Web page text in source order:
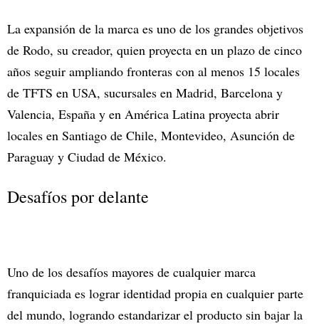
La expansión de la marca es uno de los grandes objetivos
de Rodo, su creador, quien proyecta en un plazo de cinco
años seguir ampliando fronteras con al menos 15 locales
de TFTS en USA, sucursales en Madrid, Barcelona y
Valencia, España y en América Latina proyecta abrir
locales en Santiago de Chile, Montevideo, Asunción de
Paraguay y Ciudad de México.
Desafíos por delante
Uno de los desafíos mayores de cualquier marca
franquiciada es lograr identidad propia en cualquier parte
del mundo, logrando estandarizar el producto sin bajar la